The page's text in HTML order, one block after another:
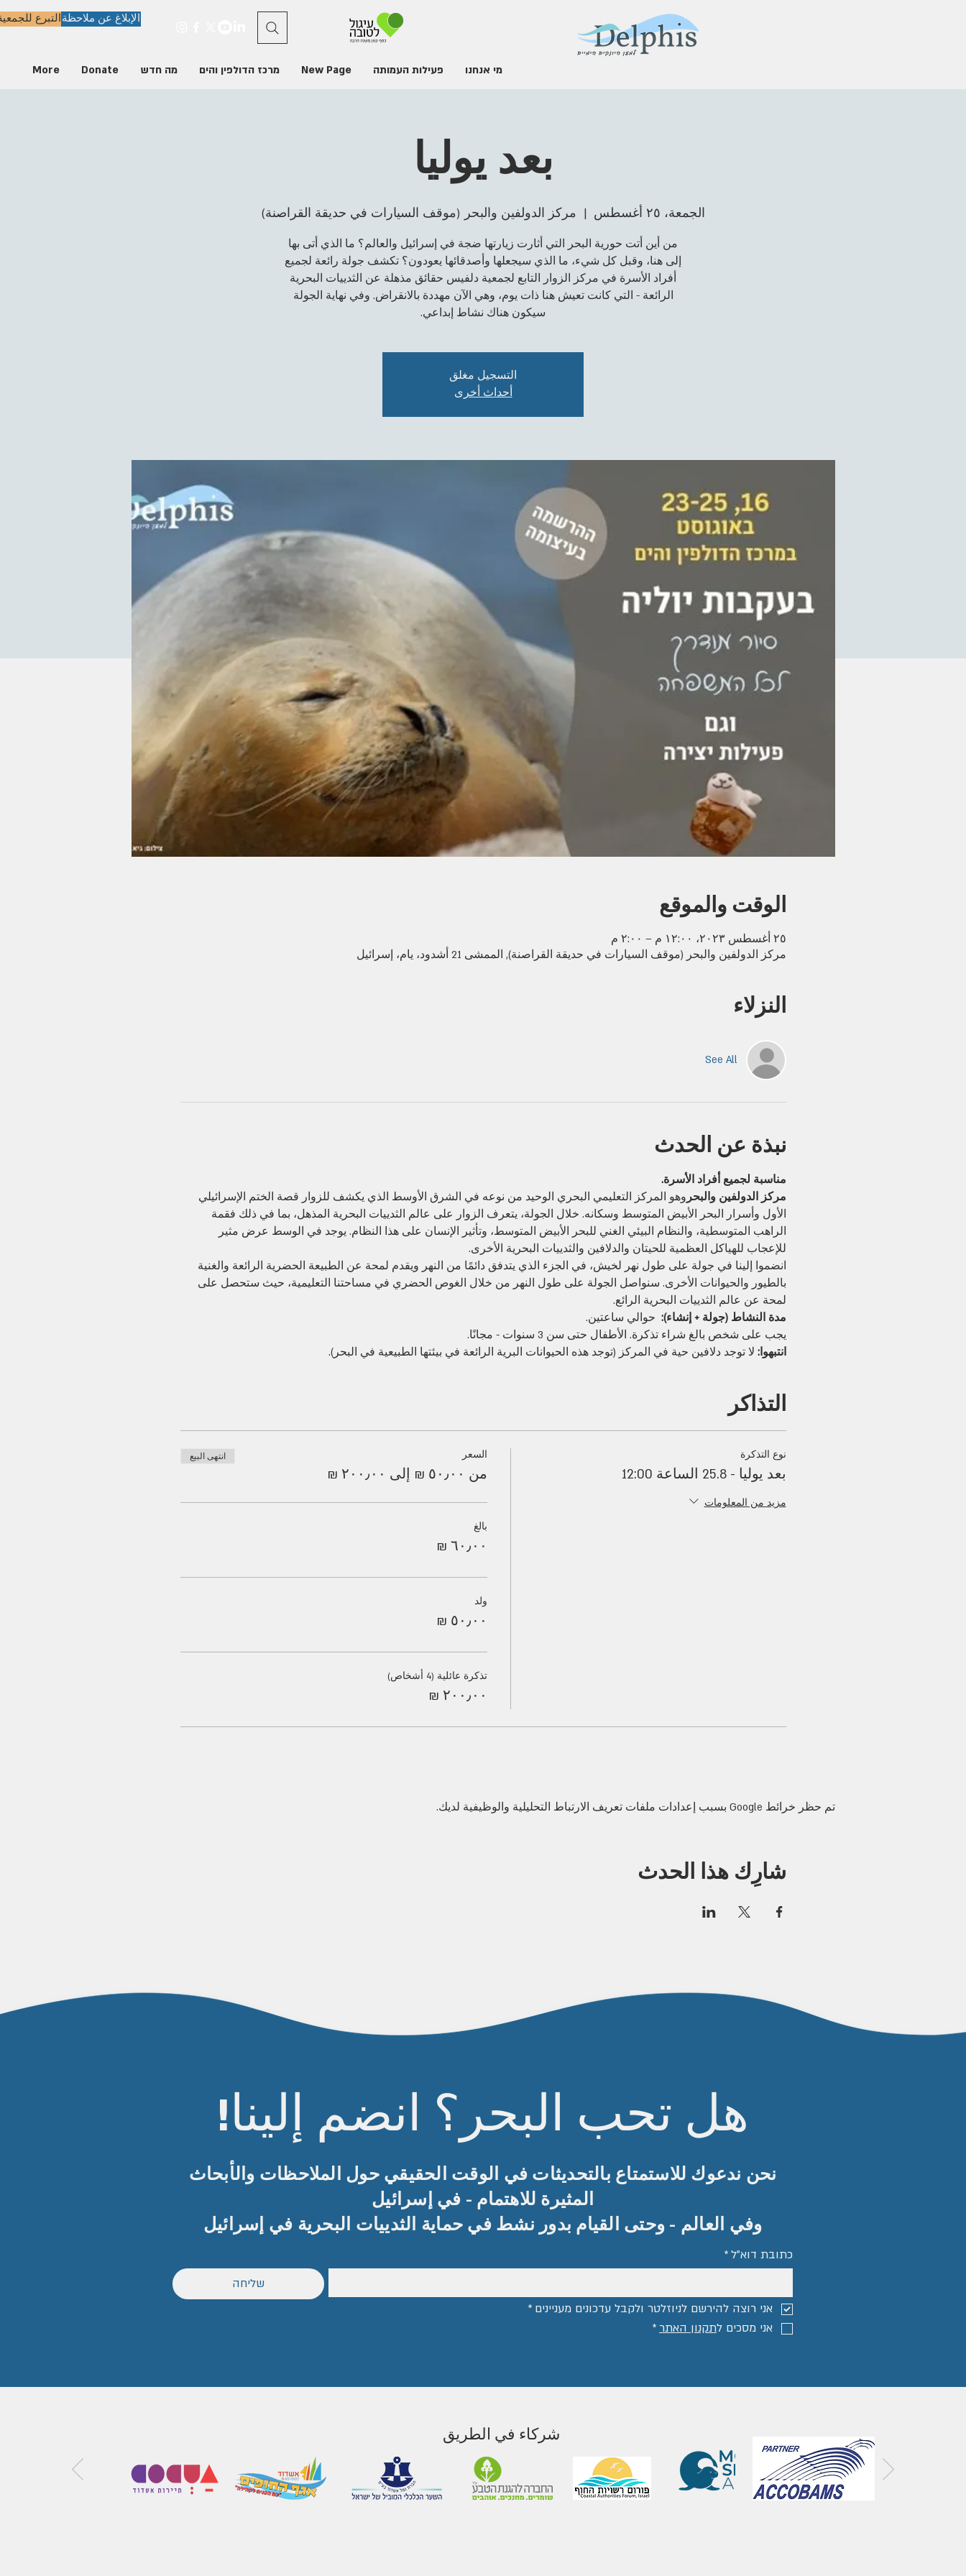
الإبلاغ عن ملاحظةالتبرع
מי אנחנו פעילות העמותה New Page מרכז הדולפין והים מה חדש Donate
More
بعد يوليا
الجمعة، ٢٥ أغسطس
  |
مركز الدولفين والبحر (موقف السيارات في حديقة القراصنة)
من أين أتت حورية البحر التي أثارت زيارتها ضجة في إسرائيل والعالم؟ ما الذي أتى بها
إلى هنا، وقبل كل شيء، ما الذي سيجعلها وأصدقائها يعودون؟ تكشف جولة رائعة لجميع
أفراد الأسرة في مركز الزوار التابع لجمعية دلفيس حقائق مذهلة عن الثدييات البحرية
الرائعة - التي كانت تعيش هنا ذات يوم، وهي الآن مهددة بالانقراض. وفي نهاية الجولة
سيكون هناك نشاط إبداعي.
التسجيل مغلق
أحداث أخرى
الوقت والموقع
٢٥ أغسطس ٢٠٢٣، ١٢:٠٠ م – ٢:٠٠ م
مركز الدولفين والبحر (موقف السيارات في حديقة القراصنة), الممشى 21 أشدود، يام، إسرائيل
النزلاء
See All
نبذة عن الحدث
مناسبة لجميع أفراد الأسرة.
مركز الدولفين والبحر وهو المركز التعليمي البحري الوحيد من نوعه في الشرق الأوسط الذي يكشف للزوار قصة الختم الإسرائيلي
الأول وأسرار البحر الأبيض المتوسط وسكانه. خلال الجولة، يتعرف الزوار على عالم الثدييات البحرية المذهل، بما في ذلك فقمة
الراهب المتوسطية، والنظام البيئي الغني للبحر الأبيض المتوسط، وتأثير الإنسان على هذا النظام. يوجد في الوسط عرض مثير
للإعجاب للهياكل العظمية للحيتان والدلافين والثدييات البحرية الأخرى.
انضموا إلينا في جولة على طول نهر لخيش، في الجزء الذي يتدفق دائمًا من النهر ويقدم لمحة عن الطبيعة الحضرية الرائعة والغنية
بالطيور والحيوانات الأخرى. سنواصل الجولة على طول النهر من خلال الغوص الحضري في مساحتنا التعليمية، حيث ستحصل على
لمحة عن عالم الثدييات البحرية الرائع.
مدة النشاط (جولة + إنشاء): حوالي ساعتين.
يجب على شخص بالغ شراء تذكرة. الأطفال حتى سن 3 سنوات - مجانًا.
انتبهوا: لا توجد دلافين حية في المركز (توجد هذه الحيوانات البرية الرائعة في بيئتها الطبيعية في البحر).
التذاكر
نوع التذكرة
بعد يوليا - 25.8 الساعة 12:00
مزيد من المعلومات
السعر
من ‏٥٠٫٠٠ ₪ إلى ‏٢٠٠٫٠٠ ₪
انتهى البيع
بالغ
ولد
تذكرة عائلية (4 أشخاص)
تم حظر خرائط Google بسبب إعدادات ملفات تعريف الارتباط التحليلية والوظيفية لديك.
شارِك هذا الحدث
هل تحب البحر؟ انضم إلينا!
نحن ندعوك للاستمتاع بالتحديثات في الوقت الحقيقي حول الملاحظات والأبحاث
المثيرة للاهتمام - في إسرائيل
وفي العالم - وحتى القيام بدور نشط في حماية الثدييات البحرية في إسرائيل
כתובת דוא"ל*
שליחה
אני רוצה להירשם לניוזלטר ולקבל עדכונים מעניינים *
אני מסכים לתקנון האתר*
شركاء في الطريق